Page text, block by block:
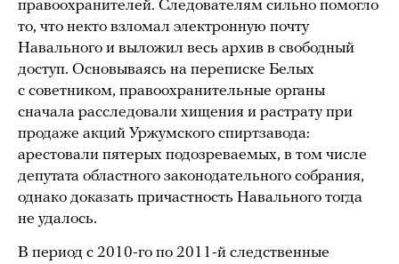
правоохранителей. Следователям сильно помогло
то, что некто взломал электронную почту
Навального и выложил весь архив в свободный
доступ. Основываясь на переписке Белых
с советником, правоохранительные органы
сначала расследовали хищения и растрату при
продаже акций Уржумского спиртзавода:
арестовали пятерых подозреваемых, в том числе
депутата областного законодательного собрания,
однако доказать причастность Навального тогда
не удалось.
В период с 2010-го по 2011-й следственные